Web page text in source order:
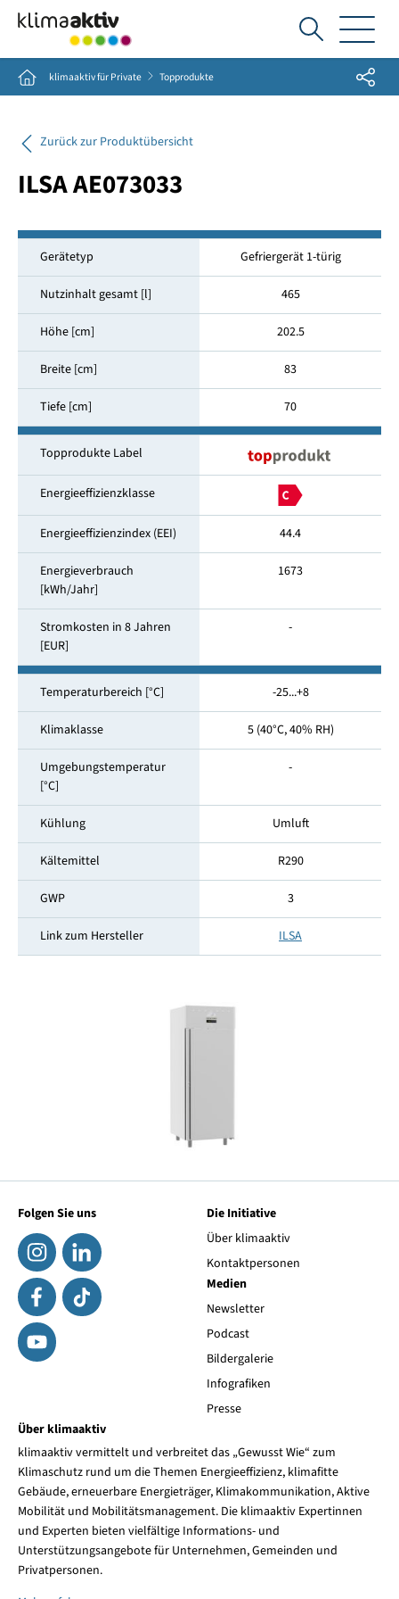
Ich
suche...
Home klimaaktiv für Private Topprodukte Share
Zurück zur Produktübersicht
ILSA AE073033
Gerätetyp Gefriergerät 1-türig
Nutzinhalt gesamt [l] 465
Höhe [cm] 202.5
Breite [cm] 83
Tiefe [cm] 70
Topprodukte Label
Energieeffizienzklasse
Energieeffizienzindex (EEI) 44.4
Energieverbrauch
[kWh/Jahr]
1673
Stromkosten in 8 Jahren
[EUR]
-
Temperaturbereich [°C] -25...+8
Klimaklasse 5 (40°C, 40% RH)
Umgebungstemperatur
[°C]
-
Kühlung Umluft
Kältemittel R290
GWP 3
Link zum Hersteller ILSA
Folgen Sie uns
Die Initiative
Über klimaaktiv
Kontaktpersonen
Medien
Newsletter
Podcast
Bildergalerie
Infografiken
Presse
Über klimaaktiv
klimaaktiv vermittelt und verbreitet das „Gewusst Wie“ zum
Klimaschutz rund um die Themen Energieeffizienz, klimafitte
Gebäude, erneuerbare Energieträger, Klimakommunikation, Aktive
Mobilität und Mobilitätsmanagement. Die klimaaktiv Expertinnen
und Experten bieten vielfältige Informations- und
Unterstützungsangebote für Unternehmen, Gemeinden und
Privatpersonen.